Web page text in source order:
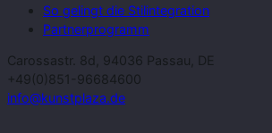
So gelingt die Stilintegration
Partnerprogramm
Carossastr. 8d, 94036 Passau, DE
+49(0)851-96684600
info@kunstplaza.de